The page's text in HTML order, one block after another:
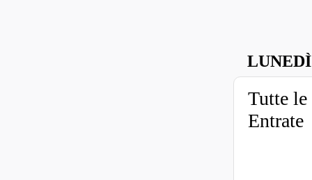
Tutte
Entrate